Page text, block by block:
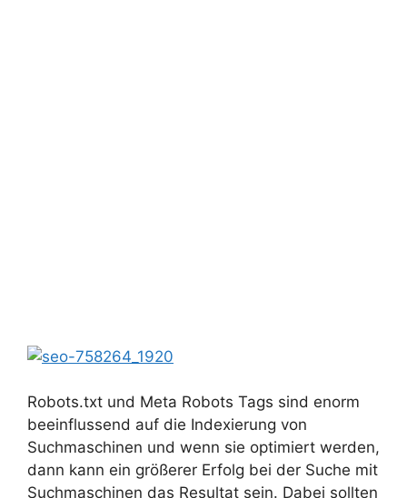
Robots.txt und Meta Robots Tags sind enorm
beeinflussend auf die Indexierung von
Suchmaschinen und wenn sie optimiert werden,
dann kann ein größerer Erfolg bei der Suche mit
Suchmaschinen das Resultat sein. Dabei sollten